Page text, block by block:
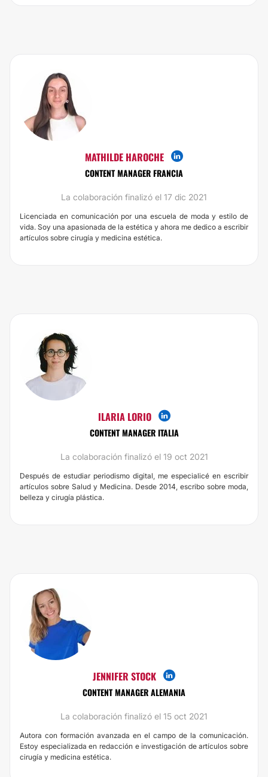
MATHILDE HAROCHE
CONTENT MANAGER FRANCIA
La colaboración finalizó el 17 dic 2021
Licenciada en comunicación por una escuela de moda y estilo de
vida. Soy una apasionada de la estética y ahora me dedico a escribir
artículos sobre cirugía y medicina estética.
ILARIA LORIO
CONTENT MANAGER ITALIA
La colaboración finalizó el 19 oct 2021
Después de estudiar periodismo digital, me especialicé en escribir
artículos sobre Salud y Medicina. Desde 2014, escribo sobre moda,
belleza y cirugía plástica.
JENNIFER STOCK
CONTENT MANAGER ALEMANIA
La colaboración finalizó el 15 oct 2021
Autora con formación avanzada en el campo de la comunicación.
Estoy especializada en redacción e investigación de artículos sobre
cirugía y medicina estética.